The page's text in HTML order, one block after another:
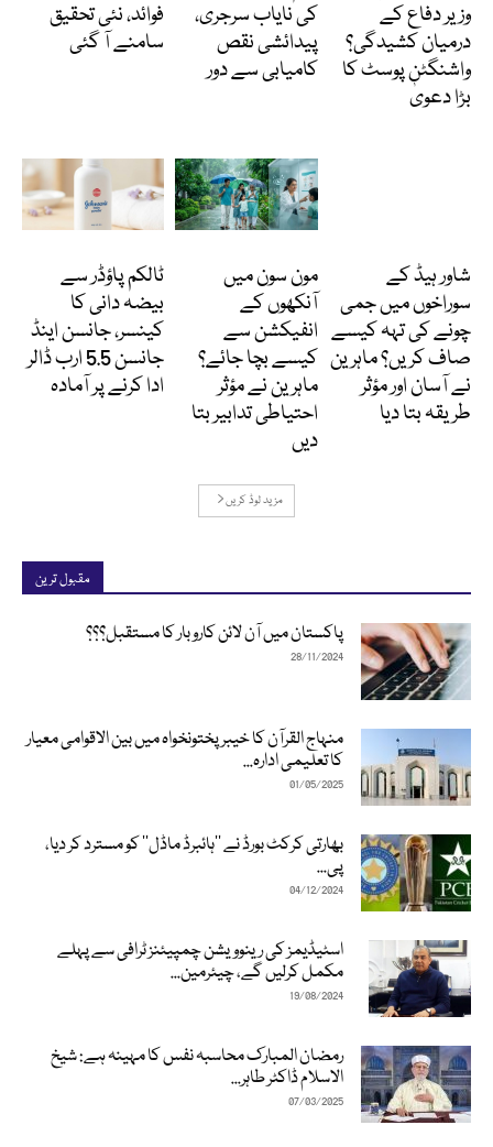
وزیر دفاع کے
درمیان کشیدگی؟
واشنگٹن پوسٹ کا
بڑا دعویٰ
کی نایاب سرجری،
پیدائشی نقص
کامیابی سے دور
فوائد، نئی تحقیق
سامنے آ گئی
شاور ہیڈ کے
سوراخوں میں جمی
چونے کی تہہ کیسے
صاف کریں؟ ماہرین
نے آسان اور مؤثر
طریقہ بتا دیا
مون سون میں
آنکھوں کے
انفیکشن سے
کیسے بچا جائے؟
ماہرین نے مؤثر
احتیاطی تدابیر بتا
دیں
ٹالکم پاؤڈر سے
بیضہ دانی کا
کینسر، جانسن اینڈ
جانسن 5.5 ارب ڈالر
ادا کرنے پر آمادہ
مزید لوڈ کریں
مقبول ترین
پاکستان میں آن لائن کاروبار کا مستقبل؟؟؟
28/11/2024
منہاج القرآن کا خیبرپختونخواہ میں بین الاقوامی معیار
کا تعلیمی ادارہ...
01/05/2025
بھارتی کرکٹ بورڈ نے ’’ہائبرڈ ماڈل‘‘ کو مسترد کر دیا،
پی...
04/12/2024
اسٹیڈیمز کی رینوویشن چمپیئنز ٹرافی سے پہلے
مکمل کرلیں گے، چیئرمین...
19/08/2024
رمضان المبارک محاسبہ نفس کا مہینہ ہے: شیخ
الاسلام ڈاکٹر طاہر...
07/03/2025